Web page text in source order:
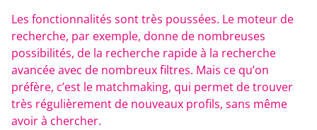
Les fonctionnalités sont très poussées. Le moteur de
recherche, par exemple, donne de nombreuses
possibilités, de la recherche rapide à la recherche
avancée avec de nombreux filtres. Mais ce qu’on
préfère, c’est le matchmaking, qui permet de trouver
très régulièrement de nouveaux profils, sans même
avoir à chercher.